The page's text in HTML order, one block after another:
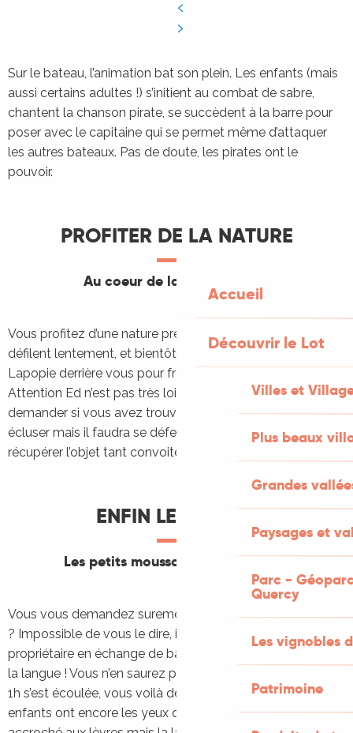
Accueil
Découvrir le Lot
Villes et
Plus beaux
Grandes
Paysages et
Parc -
Quercy
Les vignobles
Patrimoine
Sur le bateau, l’animation bat son plein. Les enfants (mais
aussi certains adultes !) s’initient au combat de sabre,
chantent la chanson pirate, se succèdent à la barre pour
poser avec le capitaine qui se permet même d’attaquer
les autres bateaux. Pas de doute, les pirates ont le
pouvoir.
PROFITER DE LA NATURE
Au coeur de la Vallée du Lot
Vous profitez d’une nature préservée, les paysages
défilent lentement, et bientôt vous laissez Saint-Cirq-
Lapopie derrière vous pour franchir de nouveau l’écluse.
Attention Ed n’est pas très loin. Préparez-vous : Il va vous
demander si vous avez trouvé le trésor, vous aider à
écluser mais il faudra se défendre une dernière fois pour
récupérer l’objet tant convoité.
ENFIN LE TRÉSOR
Les petits moussaillons ont réussi !
Vous vous demandez surement ce qu’il y a dans ce coffre
? Impossible de vous le dire, il a été rendu à son
propriétaire en échange de bâtons magiques qui colorent
la langue ! Vous n’en saurez pas plus…
1h s’est écoulée, vous voilà de nouveau à quai. Les
enfants ont encore les yeux qui brillent, le sourire